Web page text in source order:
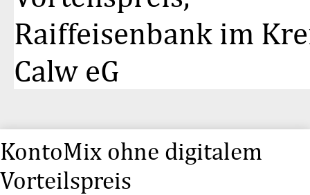
Raiffeisenbank im
Calw eG
KontoMix ohne digitalem
Vorteilspreis